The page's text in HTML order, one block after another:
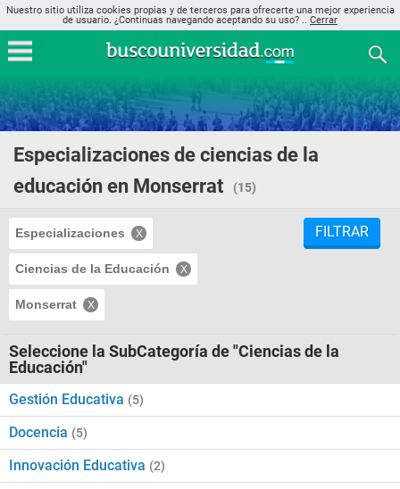
Nuestro sitio utiliza cookies propias y de terceros para ofrecerte una mejor experiencia
de usuario. ¿Continuas navegando aceptando su uso? .. Cerrar
Especializaciones de ciencias de la
educación en Monserrat
(15)
Especializaciones
Ciencias de la Educación
Monserrat
FILTRAR
Seleccione la SubCategoría de "Ciencias de la
Educación"
Gestión Educativa (5)
Docencia (5)
Innovación Educativa (2)